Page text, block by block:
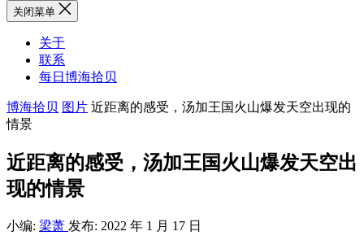
关闭菜单
关于
联系
每日博海拾贝
博海拾贝 图片 近距离的感受，汤加王国火山爆发天空出现的
情景
近距离的感受，汤加王国火山爆发天空出
现的情景
小编: 梁萧 发布: 2022 年 1 月 17 日